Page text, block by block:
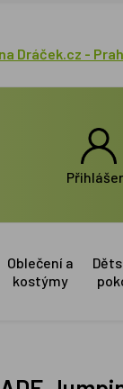
Dráček.cz -
Oblečení a
kostýmy